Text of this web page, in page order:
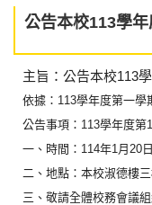
公告本校113學
主旨：公告本校113
依據：113學年度第一學
公告事項：113學年度第
一、時間：114年1月20
二、地點：本校淑德樓
三、敬請全體校務會議